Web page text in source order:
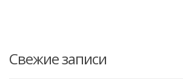
Свежие записи